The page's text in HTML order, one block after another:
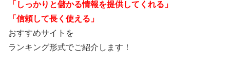
「しっかりと儲かる情報を提供してくれる」
「信頼して長く使える」
おすすめサイトを
ランキング形式でご紹介します！